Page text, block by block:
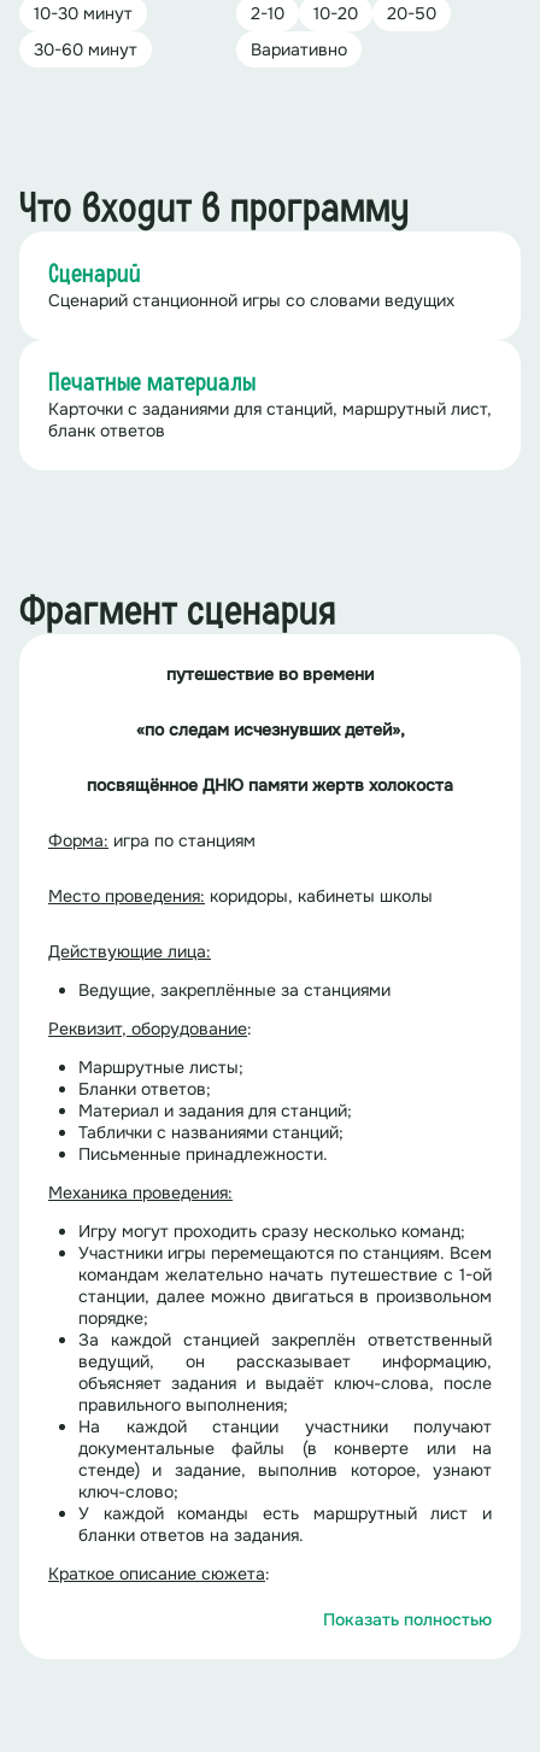
10-30 минут
30-60 минут
2-10 10-20
20-50
Вариативно
Что входит в программу
Сценарий
Сценарий станционной игры со словами ведущих
Печатные материалы
Карточки с заданиями для станций, маршрутный лист,
бланк ответов
Фрагмент сценария
путешествие во времени
«по следам исчезнувших детей»,
посвящённое ДНЮ памяти жертв холокоста
Форма: игра по станциям
Место проведения: коридоры, кабинеты школы
Действующие лица:
Ведущие, закреплённые за станциями
Реквизит, оборудование:
Маршрутные листы;
Бланки ответов;
Материал и задания для станций;
Таблички с названиями станций;
Письменные принадлежности.
Механика проведения:
Игру могут проходить сразу несколько команд;
Участники игры перемещаются по станциям. Всем
командам желательно начать путешествие с 1-ой
станции, далее можно двигаться в произвольном
порядке;
За каждой станцией закреплён ответственный
ведущий, он рассказывает информацию,
объясняет задания и выдаёт ключ-слова, после
правильного выполнения;
На каждой станции участники получают
документальные файлы (в конверте или на
стенде) и задание, выполнив которое, узнают
ключ-слово;
У каждой команды есть маршрутный лист и
бланки ответов на задания.
Краткое описание сюжета:
27 января известен во всём мире как День памяти
Показать полностью